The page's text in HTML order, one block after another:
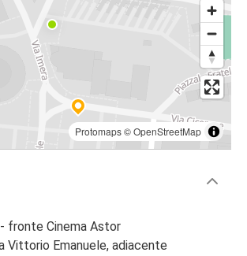
Protomaps©OpenStreetMap
fronte Cinema Astor
Vittorio Emanuele, adiacente